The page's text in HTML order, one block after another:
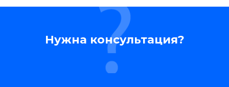
Нужна консультация?